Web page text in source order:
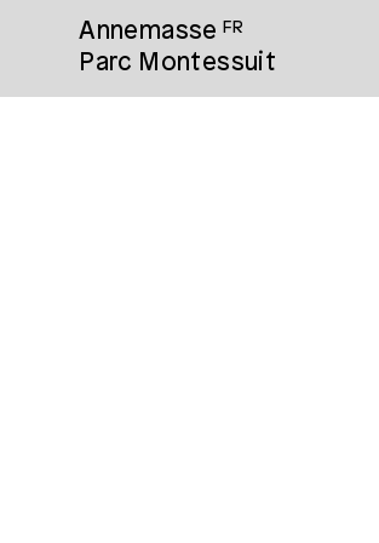
Annemasse FR
Parc Montessuit